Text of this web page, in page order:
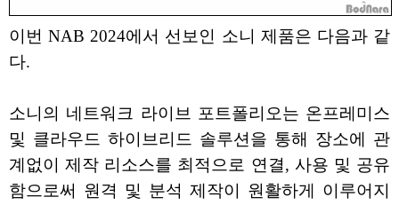
이번 NAB 2024에서 선보인 소니 제품은 다음과 같
다.
소니의 네트워크 라이브 포트폴리오는 온프레미스
및 클라우드 하이브리드 솔루션을 통해 장소에 관
계없이 제작 리소스를 최적으로 연결, 사용 및 공유
함으로써 원격 및 분석 제작이 원활하게 이루어지